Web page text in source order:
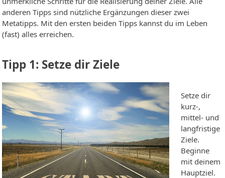
anderen Tipps sind nützliche Ergänzungen dieser zwei
Metatipps. Mit den ersten beiden Tipps kannst du im Leben
(fast) alles erreichen.
Tipp 1: Setze dir Ziele
Setze dir
kurz-,
mittel- und
langfristige
Ziele.
Beginne
mit deinem
Hauptziel.